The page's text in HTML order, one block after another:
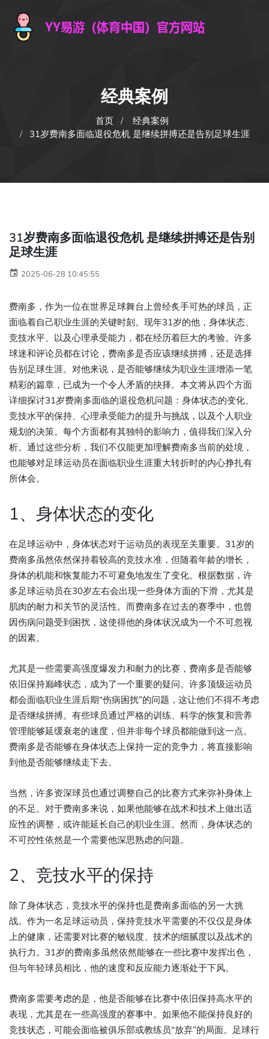
经典案例
首页
经典案例
31岁费南多面临退役危机 是继续拼搏还是告别足球生涯
31岁费南多面临退役危机 是继续拼搏还是告别
足球生涯
2025-06-28 10:45:55
费南多，作为一位在世界足球舞台上曾经炙手可热的球员，正
面临着自己职业生涯的关键时刻。现年31岁的他，身体状态、
竞技水平、以及心理承受能力，都在经历着巨大的考验。许多
球迷和评论员都在讨论，费南多是否应该继续拼搏，还是选择
告别足球生涯。对他来说，是否能够继续为职业生涯增添一笔
精彩的篇章，已成为一个令人矛盾的抉择。本文将从四个方面
详细探讨31岁费南多面临的退役危机问题：身体状态的变化、
竞技水平的保持、心理承受能力的提升与挑战，以及个人职业
规划的决策。每个方面都有其独特的影响力，值得我们深入分
析。通过这些分析，我们不仅能更加理解费南多当前的处境，
也能够对足球运动员在面临职业生涯重大转折时的内心挣扎有
所体会。
1、身体状态的变化
在足球运动中，身体状态对于运动员的表现至关重要。31岁的
费南多虽然依然保持着较高的竞技水准，但随着年龄的增长，
身体的机能和恢复能力不可避免地发生了变化。根据数据，许
多足球运动员在30岁左右会出现一些身体方面的下滑，尤其是
肌肉的耐力和关节的灵活性。而费南多在过去的赛季中，也曾
因伤病问题受到困扰，这使得他的身体状况成为一个不可忽视
的因素。
尤其是一些需要高强度爆发力和耐力的比赛，费南多是否能够
依旧保持巅峰状态，成为了一个重要的疑问。许多顶级运动员
都会面临职业生涯后期“伤病困扰”的问题，这让他们不得不考虑
是否继续拼搏。有些球员通过严格的训练、科学的恢复和营养
管理能够延缓衰老的速度，但并非每个球员都能做到这一点。
费南多是否能够在身体状态上保持一定的竞争力，将直接影响
到他是否能够继续走下去。
当然，许多资深球员也通过调整自己的比赛方式来弥补身体上
的不足。对于费南多来说，如果他能够在战术和技术上做出适
应性的调整，或许能延长自己的职业生涯。然而，身体状态的
不可控性依然是一个需要他深思熟虑的问题。
2、竞技水平的保持
除了身体状态，竞技水平的保持也是费南多面临的另一大挑
战。作为一名足球运动员，保持竞技水平需要的不仅仅是身体
上的健康，还需要对比赛的敏锐度、技术的细腻度以及战术的
执行力。31岁的费南多虽然依然能够在一些比赛中发挥出色，
但与年轻球员相比，他的速度和反应能力逐渐处于下风。
费南多需要考虑的是，他是否能够在比赛中依旧保持高水平的
表现，尤其是在一些高强度的赛事中。如果他不能保持良好的
竞技状态，可能会面临被俱乐部或教练员“放弃”的局面。足球行